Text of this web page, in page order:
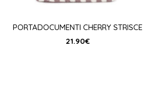
PORTADOCUMENTI CHERRY STRISCE
21.90€